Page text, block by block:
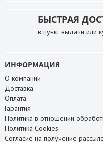
БЫСТРАЯ
в пункт выдачи или
ИНФОРМАЦИЯ
О компании
Доставка
Оплата
Гарантия
Политика в отношении
Политика Cookies
Согласие на получение